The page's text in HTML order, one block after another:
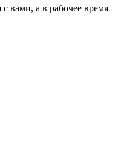
вами, а в рабочее время